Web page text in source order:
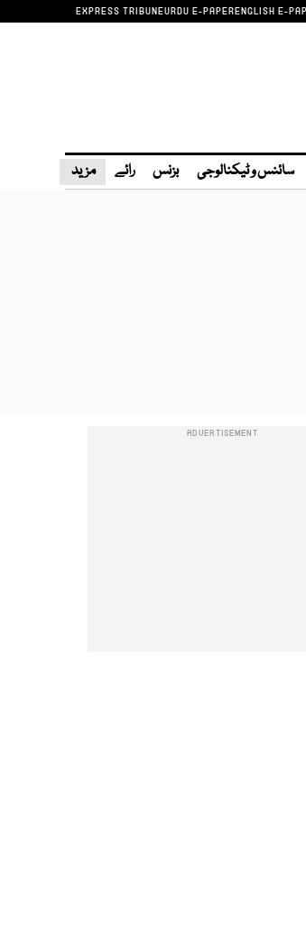
EXPRESS TRIBUNEURDU E-PAPERENGLISH E-
سائنس و ٹیکنالوجی بزنس رائے مزید